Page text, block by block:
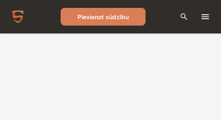
Pievienot sūdzību